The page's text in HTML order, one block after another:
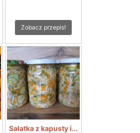
Zobacz przepis!
Sałatka z kapusty i...